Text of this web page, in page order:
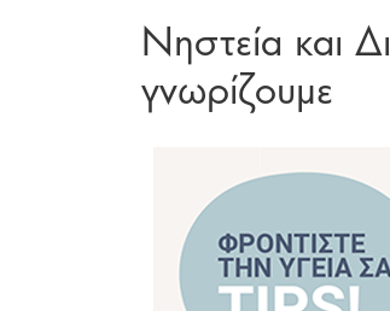
Νηστεία και
γνωρίζουμε